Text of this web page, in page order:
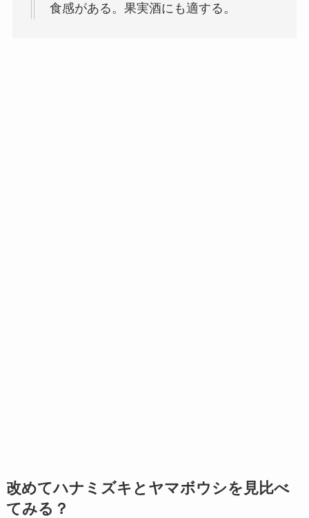
食感がある。果実酒にも適する。
改めてハナミズキとヤマボウシを見比べ
てみる？